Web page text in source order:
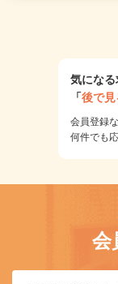
気になる
「後で見
会員登録な
何件でも
会